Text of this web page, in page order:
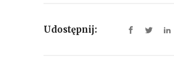
Udostępnij: